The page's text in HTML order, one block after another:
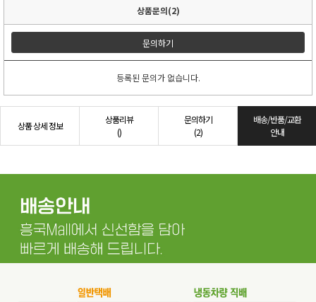
상품문의(2)
문의하기
등록된 문의가 없습니다.
상품 상세 정보
상품리뷰
()
문의하기
(2)
배송/반품/교환
안내